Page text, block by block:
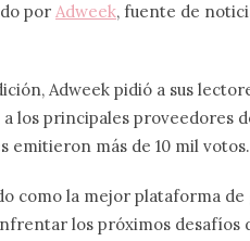
por Adweek, fuente de
Adweek pidió a sus
los principales proveedores
emitieron más de 10 mil votos.
como la mejor plataforma de
los próximos